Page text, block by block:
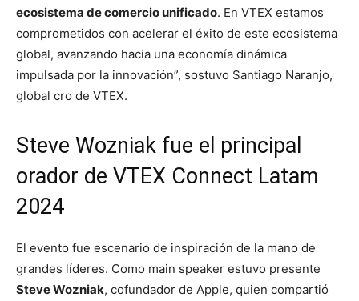
ecosistema de comercio unificado. En VTEX estamos
comprometidos con acelerar el éxito de este ecosistema
global, avanzando hacia una economía dinámica
impulsada por la innovación”, sostuvo Santiago Naranjo,
global cro de VTEX.
Steve Wozniak fue el principal
orador de VTEX Connect Latam
2024
El evento fue escenario de inspiración de la mano de
grandes líderes. Como main speaker estuvo presente
Steve Wozniak, cofundador de Apple, quien compartió